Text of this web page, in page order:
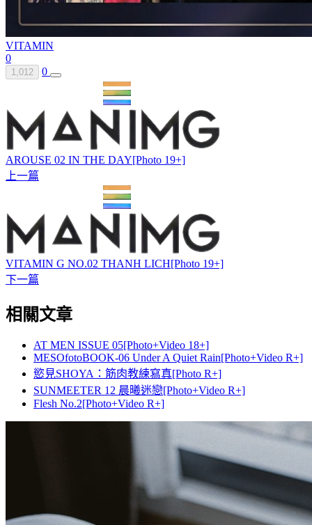
VITAMIN
0
1,012 0
AROUSE 02 IN THE DAY[Photo 19+]
上一篇
VITAMIN G NO.02 THANH LICH[Photo 19+]
下一篇
相關文章
AT MEN ISSUE 05[Photo+Video 18+]
MESOfotoBOOK-06 Under A Quiet Rain[Photo+Video R+]
慾見SHOYA：筋肉教練寫真[Photo R+]
SUNMEETER 12 晨曦迷戀[Photo+Video R+]
Flesh No.2[Photo+Video R+]